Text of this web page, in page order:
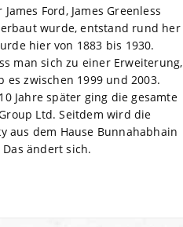
Ford, James Greenless
wurde, entstand rund her
hier von 1883 bis 1930.
man sich zu einer Erweiterung,
zwischen 1999 und 2003.
Jahre später ging die gesamte
Ltd. Seitdem wird die
aus dem Hause Bunnahabhain
ändert sich.